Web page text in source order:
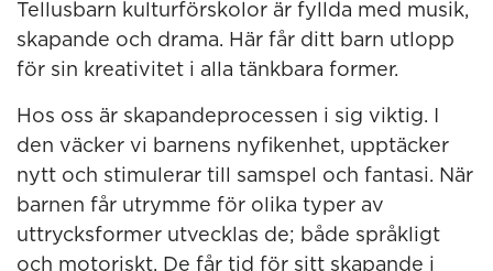
Tellusbarn kulturförskolor är fyllda med musik,
skapande och drama. Här får ditt barn utlopp
för sin kreativitet i alla tänkbara former.
Hos oss är skapandeprocessen i sig viktig. I
den väcker vi barnens nyfikenhet, upptäcker
nytt och stimulerar till samspel och fantasi. När
barnen får utrymme för olika typer av
uttrycksformer utvecklas de; både språkligt
och motoriskt. De får tid för sitt skapande i